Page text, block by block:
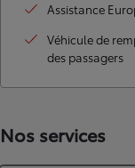
Assistance
Véhicule de
des passagers
Nos services